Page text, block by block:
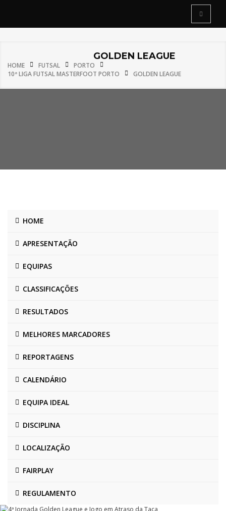
GOLDEN LEAGUE
HOME FUTSAL
PORTO
10ª LIGA FUTSAL MASTERFOOT PORTO
GOLDEN LEAGUE
HOME
APRESENTAÇÃO
EQUIPAS
CLASSIFICAÇÕES
RESULTADOS
MELHORES MARCADORES
REPORTAGENS
CALENDÁRIO
EQUIPA IDEAL
DISCIPLINA
LOCALIZAÇÃO
FAIRPLAY
REGULAMENTO